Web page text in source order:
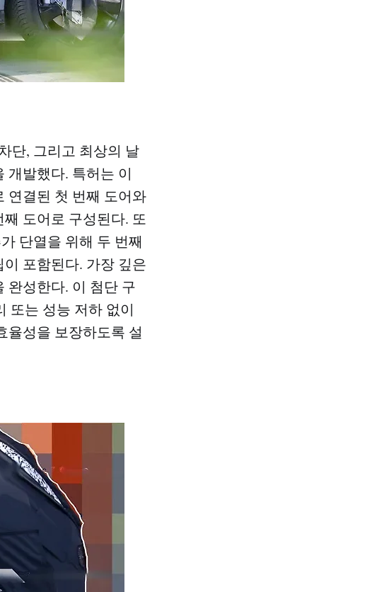
단, 그리고 최상의 날
개발했다. 특허는 이
연결된 첫 번째 도어와
도어로 구성된다. 또
단열을 위해 두 번째
포함된다. 가장 깊은
완성한다. 이 첨단 구
또는 성능 저하 없이
율성을 보장하도록 설